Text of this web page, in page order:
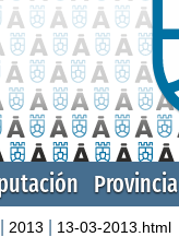
Provincia
2013 13-03-2013.html